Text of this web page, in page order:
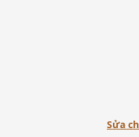
Sửa